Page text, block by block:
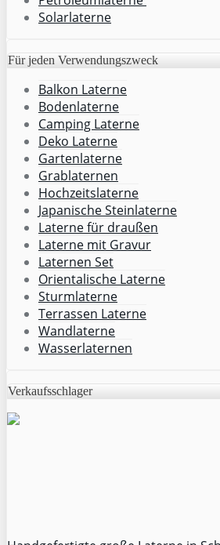
Solarlaterne
Für jeden Verwendungszweck
Balkon Laterne
Bodenlaterne
Camping Laterne
Deko Laterne
Gartenlaterne
Grablaternen
Hochzeitslaterne
Japanische Steinlaterne
Laterne für draußen
Laterne mit Gravur
Laternen Set
Orientalische Laterne
Sturmlaterne
Terrassen Laterne
Wandlaterne
Wasserlaternen
Verkaufsschlager